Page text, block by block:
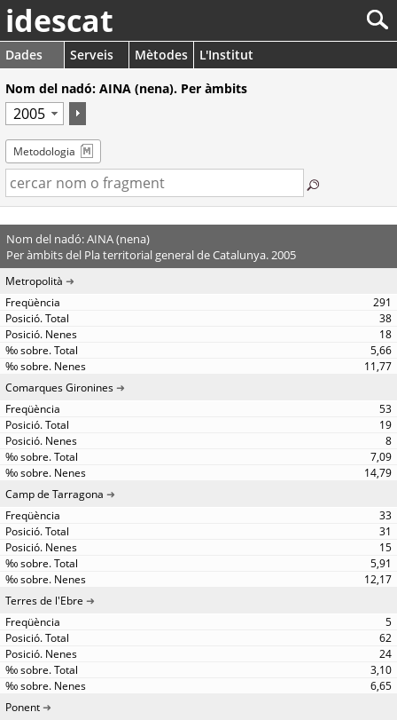
idescat
Dades Serveis Mètodes
L'Institut
Nom del nadó: AINA (nena). Per àmbits
Metodologia
Nom del nadó: AINA (nena)
Per àmbits del Pla territorial general de Catalunya. 2005
Metropolità
291
38
18
5,66
11,77
Comarques Gironines
53
19
8
7,09
14,79
Camp de Tarragona
33
31
15
5,91
12,17
Terres de l'Ebre
5
62
24
3,10
6,65
Ponent